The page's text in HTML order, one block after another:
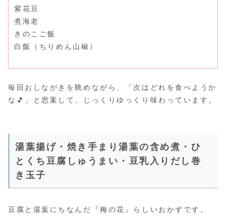
紫花豆
煮海老
きのこご飯
白飯（ちりめん山椒）
毎回おしながきを眺めながら、「次はどれを食べようか
な🎵」と思案して、じっくりゆっくり味わっています。
湯葉揚げ・焼き手まり湯葉の含め煮・ひ
とくち豆腐しゅうまい・豆乳入りだし巻
き玉子
豆腐と湯葉にちなんだ『梅の花』らしいおかずです。